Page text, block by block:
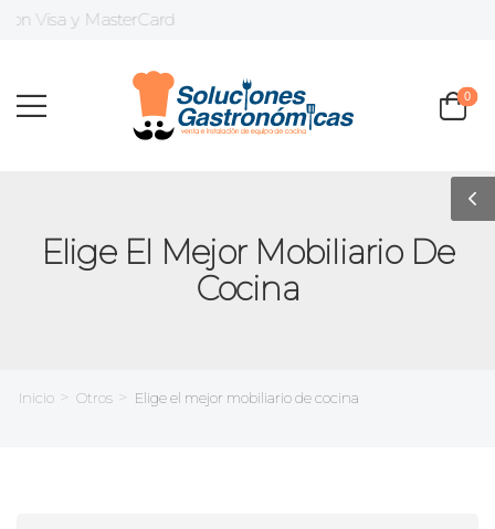
Visa y MasterCard
0
Elige El Mejor Mobiliario De
Cocina
Inicio > Otros > Elige el mejor mobiliario de cocina